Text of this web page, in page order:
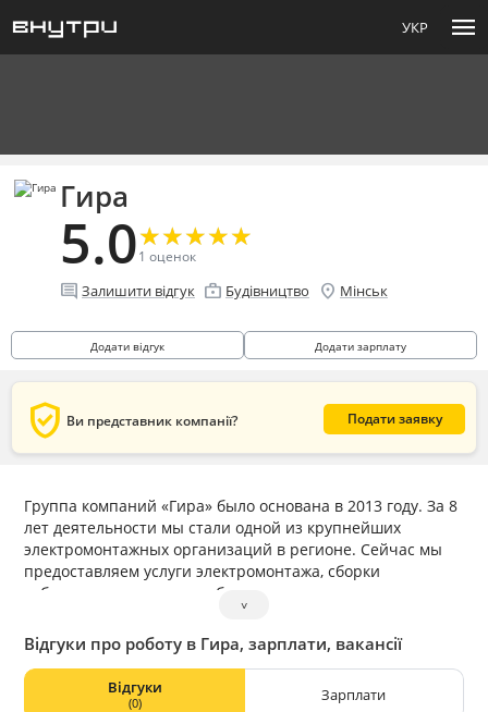
УКР menu
Гира
5.0★
★★
★★
★★
★★
★
1 оценок
comment Залишити відгук enterprise Будівництво location_on Мінськ
Додати відгук Додати зарплату
verified_user Ви представник компанії? Подати заявку
Группа компаний «Гира» было основана в 2013 году. За 8
лет деятельности мы стали одной из крупнейших
электромонтажных организаций в регионе. Сейчас мы
предоставляем услуги электромонтажа, сборки
собственного щитового оборудования,
электрофизических измерений.
˅
Відгуки про роботу в Гира, зарплати, вакансії
Відгуки
(0) Зарплати